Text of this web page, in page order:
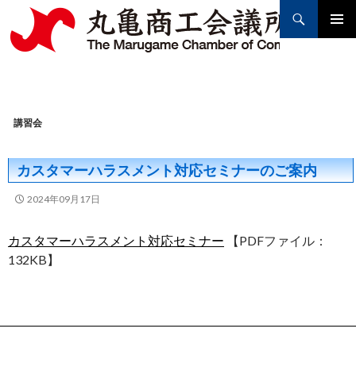
Search
CONTENT
講習会
カスタマーハラスメント対応セミナーのご案内
2024年09月17日
カスタマーハラスメント対応セミナー 【PDFファイル：
132KB】